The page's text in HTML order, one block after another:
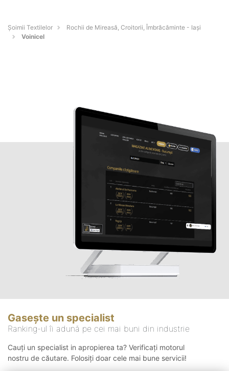
Șoimii Textilelor
Rochii de Mireasă, Croitorii, Îmbrăcăminte - Iaşi
Voinicel
Gasește un specialist
Ranking-ul îi adună pe cei mai buni din industrie
Cauți un specialist in apropierea ta? Verificați motorul
nostru de căutare. Folosiți doar cele mai bune servicii!